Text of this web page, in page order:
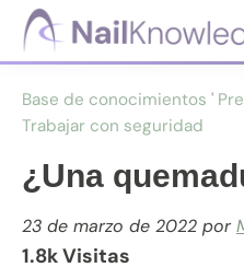
Saltar
principal
Saltar
Conocimientos
de
uñas
Base de conocimientos '
Trabajar con seguridad
¿Una
23 de marzo de 2022 por
1.8k Visitas